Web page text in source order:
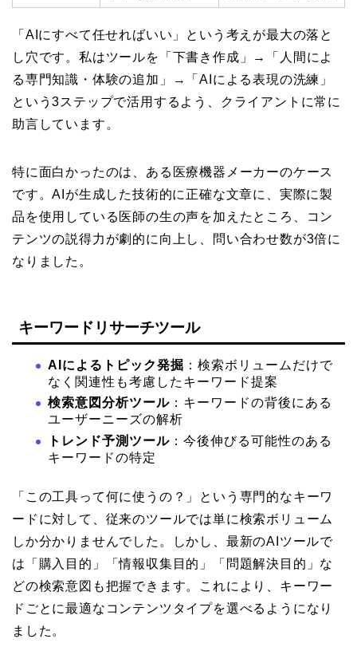
「AIにすべて任せればいい」という考えが最大の落と
し穴です。私はツールを「下書き作成」→「人間によ
る専門知識・体験の追加」→「AIによる表現の洗練」
という3ステップで活用するよう、クライアントに常に
助言しています。
特に面白かったのは、ある医療機器メーカーのケース
です。AIが生成した技術的に正確な文章に、実際に製
品を使用している医師の生の声を加えたところ、コン
テンツの説得力が劇的に向上し、問い合わせ数が3倍に
なりました。
キーワードリサーチツール
AIによるトピック発掘 ：検索ボリュームだけで
なく関連性も考慮したキーワード提案
検索意図分析ツール ：キーワードの背後にある
ユーザーニーズの解析
トレンド予測ツール ：今後伸びる可能性のある
キーワードの特定
「この工具って何に使うの？」という専門的なキーワ
ードに対して、従来のツールでは単に検索ボリューム
しか分かりませんでした。しかし、最新のAIツールで
は「購入目的」「情報収集目的」「問題解決目的」な
どの検索意図も把握できます。これにより、キーワー
ドごとに最適なコンテンツタイプを選べるようになり
ました。